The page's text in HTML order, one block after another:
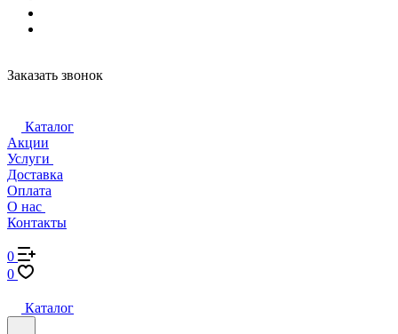
Заказать звонок
Каталог
Акции
Услуги
Доставка
Оплата
О нас
Контакты
0
0
Каталог